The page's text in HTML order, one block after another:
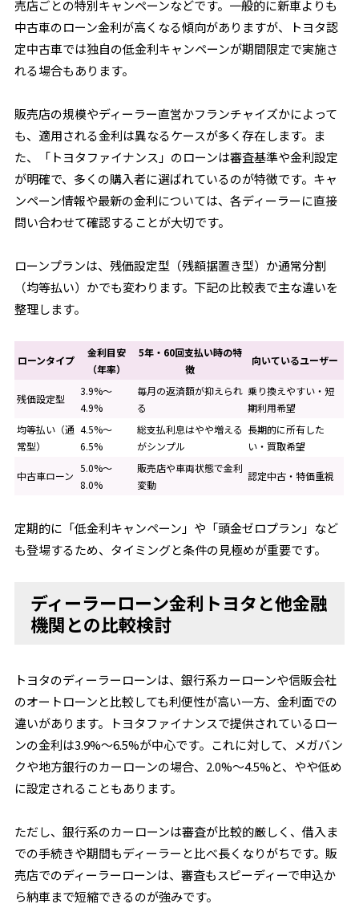
売店ごとの特別キャンペーンなどです。一般的に新車よりも
中古車のローン金利が高くなる傾向がありますが、トヨタ認
定中古車では独自の低金利キャンペーンが期間限定で実施さ
れる場合もあります。
販売店の規模やディーラー直営かフランチャイズかによって
も、適用される金利は異なるケースが多く存在します。ま
た、「トヨタファイナンス」のローンは審査基準や金利設定
が明確で、多くの購入者に選ばれているのが特徴です。キャ
ンペーン情報や最新の金利については、各ディーラーに直接
問い合わせて確認することが大切です。
ローンプランは、残価設定型（残額据置き型）か通常分割
（均等払い）かでも変わります。下記の比較表で主な違いを
整理します。
ローンタイプ
金利目安
（年率）
5年・60回支払い時の特
徴
向いているユーザー
残価設定型
3.9%～
4.9%
毎月の返済額が抑えられ
る
乗り換えやすい・短
期利用希望
均等払い（通
常型）
4.5%～
6.5%
総支払利息はやや増える
がシンプル
長期的に所有した
い・買取希望
中古車ローン
5.0%～
8.0%
販売店や車両状態で金利
変動
認定中古・特価重視
定期的に「低金利キャンペーン」や「頭金ゼロプラン」など
も登場するため、タイミングと条件の見極めが重要です。
ディーラーローン金利トヨタと他金融
機関との比較検討
トヨタのディーラーローンは、銀行系カーローンや信販会社
のオートローンと比較しても利便性が高い一方、金利面での
違いがあります。トヨタファイナンスで提供されているロー
ンの金利は3.9%～6.5%が中心です。これに対して、メガバン
クや地方銀行のカーローンの場合、2.0%～4.5%と、やや低め
に設定されることもあります。
ただし、銀行系のカーローンは審査が比較的厳しく、借入ま
での手続きや期間もディーラーと比べ長くなりがちです。販
売店でのディーラーローンは、審査もスピーディーで申込か
ら納車まで短縮できるのが強みです。